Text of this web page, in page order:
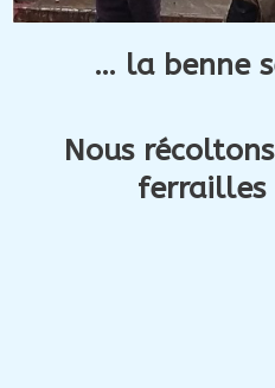
… la benne
Nous
ferrailles